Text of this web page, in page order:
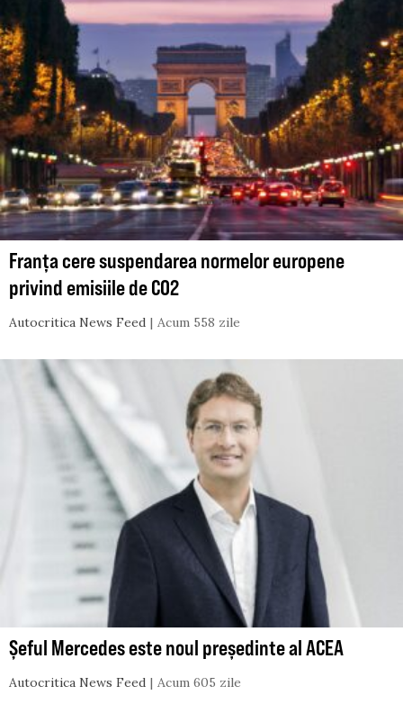
Franța cere suspendarea normelor europene
privind emisiile de CO2
Autocritica News Feed Acum 558 zile
Șeful Mercedes este noul președinte al ACEA
Autocritica News Feed Acum 605 zile